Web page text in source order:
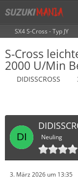
SX4 S-Cross - Typ JY
S-Cross
2000 U/Min
DIDISSCROSS
Neuling
3. März 2026 um 13:35